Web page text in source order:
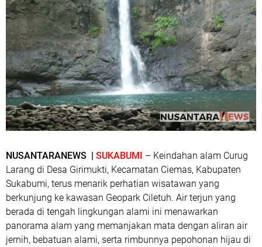
NUSANTARANEWS | SUKABUMI – Keindahan alam Curug
Larang di Desa Girimukti, Kecamatan Ciemas, Kabupaten
Sukabumi, terus menarik perhatian wisatawan yang
berkunjung ke kawasan Geopark Ciletuh. Air terjun yang
berada di tengah lingkungan alami ini menawarkan
panorama alam yang memanjakan mata dengan aliran air
jernih, bebatuan alami, serta rimbunnya pepohonan hijau di